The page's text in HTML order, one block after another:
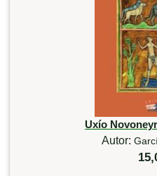
Uxío
Autor: